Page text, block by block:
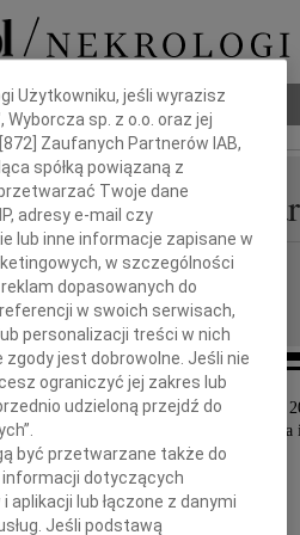
pogrzebowy
Anna
zawiadamiamy, że w dniu 1 kwietnia
odeszła nasza ukochana Mama,
Użytkowniku, jeśli wyrazisz
sp. z o.o. oraz jej
872 ] Zaufanych Partnerów IAB,
spółką powiązaną z
Twoje dane
adresy e-mail czy
lub inne informacje zapisane w
w szczególności
dopasowanych do
w swoich serwisach,
personalizacji treści w nich
jest dobrowolne. Jeśli nie
ograniczyć jej zakres lub
udzieloną przejdź do
być przetwarzane także do
informacji dotyczących
lub łączone z danymi
Jeśli podstawą